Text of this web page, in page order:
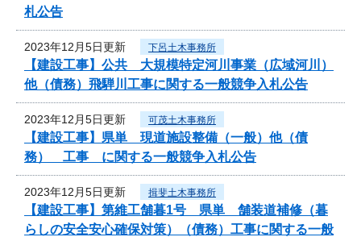
札公告
2023年12月5日更新 下呂土木事務所
【建設工事】公共 大規模特定河川事業（広域河川）
他（債務）飛騨川工事に関する一般競争入札公告
2023年12月5日更新 可茂土木事務所
【建設工事】県単 現道施設整備（一般）他（債
務） 工事 に関する一般競争入札公告
2023年12月5日更新 揖斐土木事務所
【建設工事】第維工舗暮1号 県単 舗装道補修（暮
らしの安全安心確保対策）（債務）工事に関する一般